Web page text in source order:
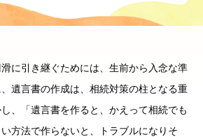
に引き継ぐためには、生前から入念な準
遺言書の作成は、相続対策の柱となる重
、「遺言書を作ると、かえって相続でも
方法で作らないと、トラブルになりそ